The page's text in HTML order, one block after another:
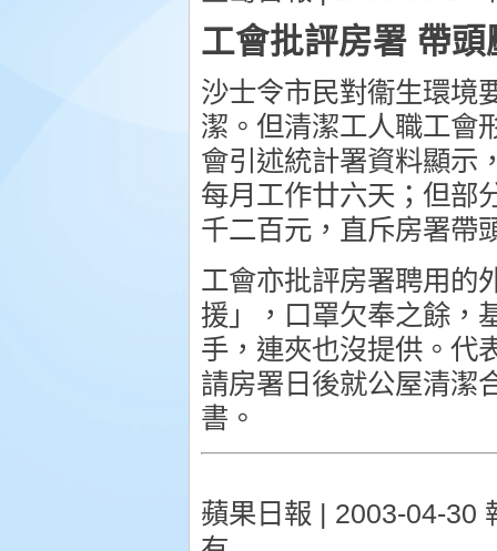
工會批評房署 帶頭
沙士令市民對衞生環境
潔。但清潔工人職工會
會引述統計署資料顯示
每月工作廿六天；但部
千二百元，直斥房署帶
工會亦批評房署聘用的
援」，口罩欠奉之餘，
手，連夾也沒提供。代
請房署日後就公屋清潔
書。
蘋果日報 | 2003-04-30